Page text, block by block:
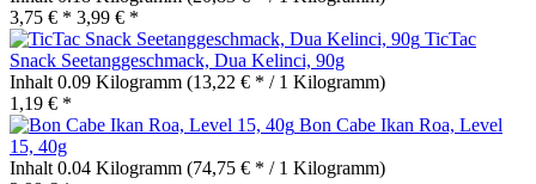
3,75 € * 3,99 € *
TicTac
Snack Seetanggeschmack, Dua Kelinci, 90g
Inhalt 0.09 Kilogramm (13,22 € * / 1 Kilogramm)
1,19 € *
Bon Cabe Ikan Roa, Level
15, 40g
Inhalt 0.04 Kilogramm (74,75 € * / 1 Kilogramm)